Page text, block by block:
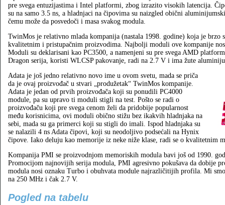
pre svega entuzijastima i Intel platformi, zbog izrazito visokih latencija.
su na samo 3.5 ns, a hladnjaci na čipovima su naizgled obični
čemu može da posvedoči i masa svakog modula.
TwinMos je relativno mlada kompanija (nastala 1998. godine) koja je brzo
kvalitetnim i pristupačnim proizvodima. Najbolji moduli ove kompanije
Moduli su deklarisani kao PC3500, a namenjeni su pre svega AMD
Dragon serija, koristi WLCSP pakovanje, radi na 2.7 V i ima žute
Adata je još jedno relativno novo ime u ovom svetu, mada se priča
da je ovaj proizvođač u stvari „produžetak“ TwinMos kompanije.
Adata je jedan od prvih proizvođača koji su ponudili PC4000
module, pa su upravo ti moduli stigli na test. Pošto se radi o
proizvođaču koji pre svega cenom želi da pridobije popularnost
među korisnicima, ovi moduli obično stižu bez ikakvih hladnjaka na
sebi, mada su ga primerci koji su stigli do imali. Ispod hladnjaka su
se nalazili 4 ns Adata čipovi, koji su neodoljivo podsećali na Hynix
čipove. Iako deluju kao memorije iz neke niže klase, radi se o kvalitetnim
Kompanija PMI se proizvodnjom memoriskih modula bavi još od 1990.
Promocijom najnovijih serija modula, PMI agresivno pokušava da dobije
modula nosi oznaku Turbo i obuhvata module najrazličitijih profila. Mi
na 250 MHz i čak 2.7 V.
Pogled na tabelu